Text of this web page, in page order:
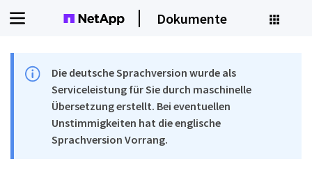
Dokumente
Die deutsche Sprachversion wurde als
Serviceleistung für Sie durch maschinelle
Übersetzung erstellt. Bei eventuellen
Unstimmigkeiten hat die englische
Sprachversion Vorrang.